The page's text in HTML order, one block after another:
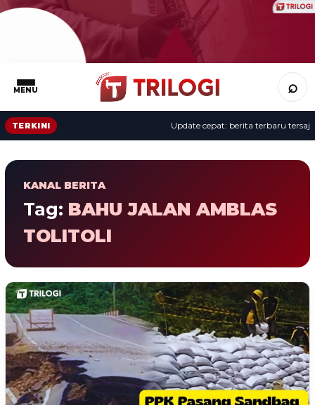
MENU ⌕
TERKINI Update cepat: berita terbaru tersaji
KANAL BERITA
Tag: BAHU JALAN AMBLAS
TOLITOLI